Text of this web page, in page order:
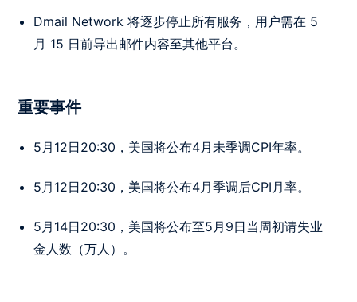
Dmail Network 将逐步停止所有服务，用户需在 5
月 15 日前导出邮件内容至其他平台。
重要事件
5月12日20:30，美国将公布4月未季调CPI年率。
5月12日20:30，美国将公布4月季调后CPI月率。
5月14日20:30，美国将公布至5月9日当周初请失业
金人数（万人）。